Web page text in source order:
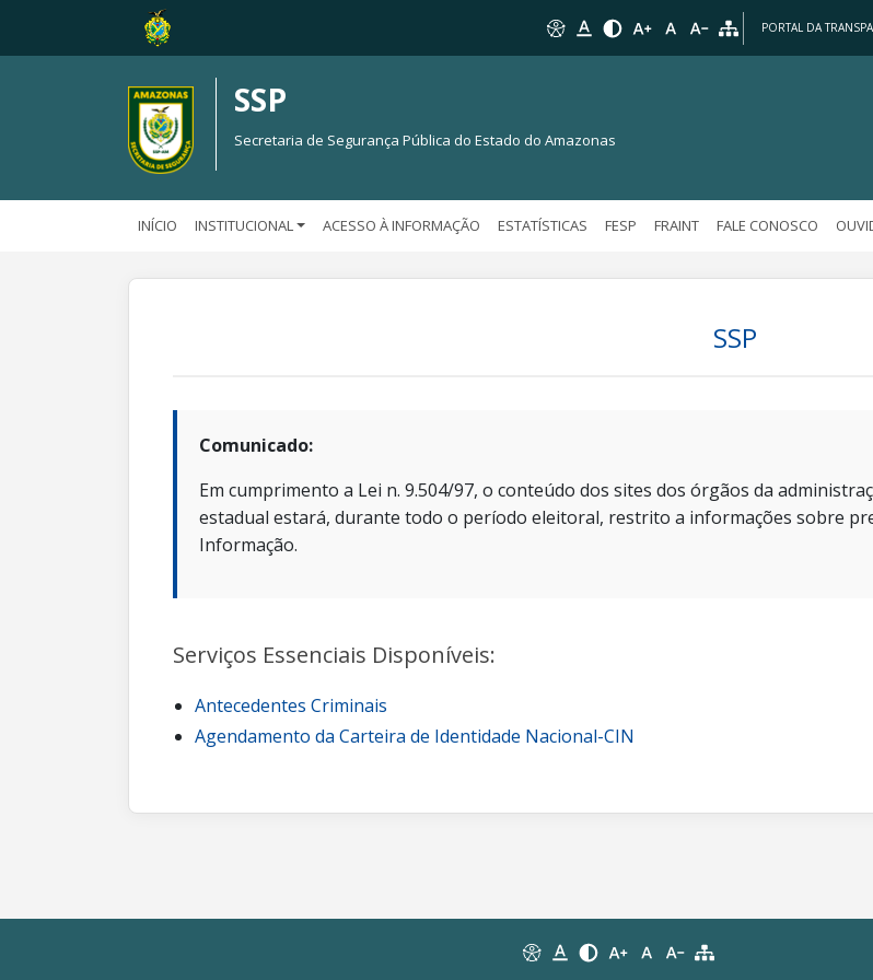
PORTAL DA
SSP
Secretaria de Segurança Pública do Estado do Amazonas
INÍCIO INSTITUCIONAL ACESSO À INFORMAÇÃO ESTATÍSTICAS FESP FRAINT FALE CONOSCO
SSP
Comunicado:
Em cumprimento a Lei n. 9.504/97, o conteúdo dos sites dos órgãos da
estadual estará, durante todo o período eleitoral, restrito a informações sobre
Informação.
Serviços Essenciais Disponíveis:
Antecedentes Criminais
Agendamento da Carteira de Identidade Nacional-CIN